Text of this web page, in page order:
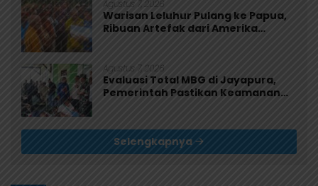
Agustus 7, 2026
Warisan Leluhur Pulang ke Papua,
Ribuan Artefak dari Amerika
Agustus 7, 2026
Evaluasi Total MBG di Jayapura,
Pemerintah Pastikan Keamanan
Selengkapnya